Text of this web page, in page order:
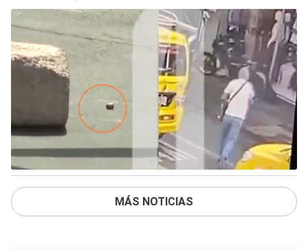
MÁS NOTICIAS